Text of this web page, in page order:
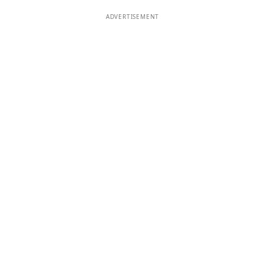
ADVERTISEMENT